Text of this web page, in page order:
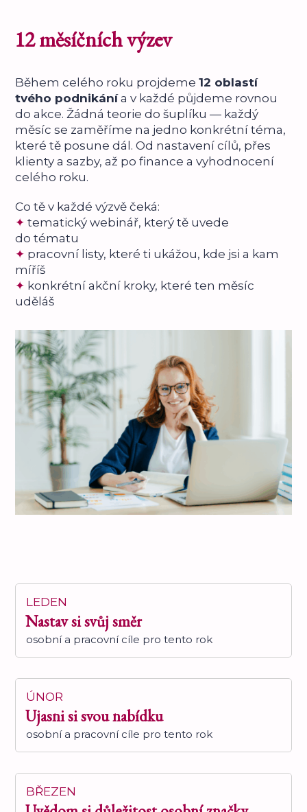
12 měsíčních výzev
Během celého roku projdeme12 oblastí
tvého podnikánía v každé půjdeme rovnou
do akce. Žádná teorie do šuplíku — každý
měsíc se zaměříme na jedno konkrétní téma,
které tě posune dál. Od nastavení cílů, přes
klienty a sazby, až po finance a vyhodnocení
celého roku.
Co tě v každé výzvě čeká:
✦ tematický webinář, který tě uvede
do tématu
✦ pracovní listy, které ti ukážou, kde jsi a kam
míříš
✦ konkrétní akční kroky, které ten měsíc
uděláš
LEDEN
Nastav si svůj směr
osobní a pracovní cíle pro tento rok
ÚNOR
Ujasni si svou nabídku
osobní a pracovní cíle pro tento rok
BŘEZEN